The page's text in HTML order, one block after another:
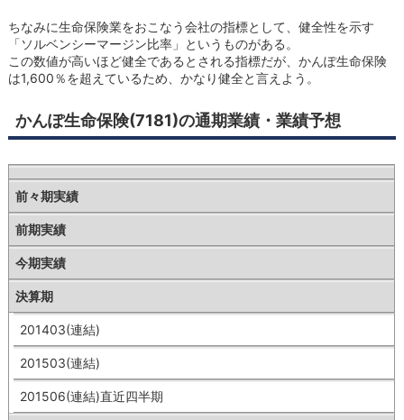
ちなみに生命保険業をおこなう会社の指標として、健全性を示す
「ソルベンシーマージン比率」というものがある。
この数値が高いほど健全であるとされる指標だが、かんぽ生命保険
は1,600％を超えているため、かなり健全と言えよう。
かんぽ生命保険(7181)の通期業績・業績予想
前々期実績
前期実績
今期実績
決算期
201403(連結)
201503(連結)
201506(連結)直近四半期